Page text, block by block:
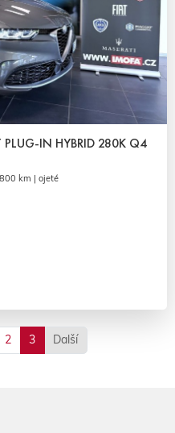
PLUG-IN HYBRID 280K Q4
km | ojeté
2 3 Další